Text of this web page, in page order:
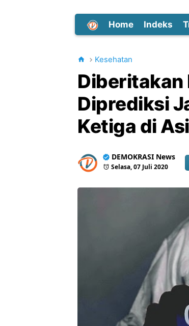
Home Indeks
Kesehatan
Diberitakan
Diprediksi
Ketiga di
DEMOKRASI News
Selasa, 07 Juli 2020